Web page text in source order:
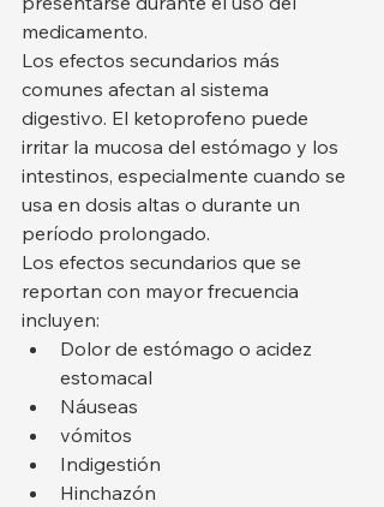
medicamento.
Los efectos secundarios más
comunes afectan al sistema
digestivo. El ketoprofeno puede
irritar la mucosa del estómago y los
intestinos, especialmente cuando se
usa en dosis altas o durante un
período prolongado.
Los efectos secundarios que se
reportan con mayor frecuencia
incluyen:
Dolor de estómago o acidez
estomacal
Náuseas
vómitos
Indigestión
Hinchazón